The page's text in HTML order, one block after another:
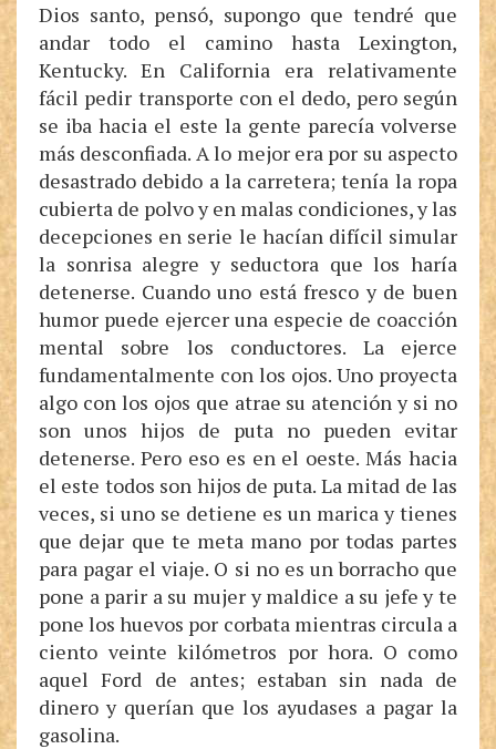
Dios santo, pensó, supongo que tendré que
andar todo el camino hasta Lexington,
Kentucky. En California era relativamente
fácil pedir transporte con el dedo, pero según
se iba hacia el este la gente parecía volverse
más desconfiada. A lo mejor era por su aspecto
desastrado debido a la carretera; tenía la ropa
cubierta de polvo y en malas condiciones, y las
decepciones en serie le hacían difícil simular
la sonrisa alegre y seductora que los haría
detenerse. Cuando uno está fresco y de buen
humor puede ejercer una especie de coacción
mental sobre los conductores. La ejerce
fundamentalmente con los ojos. Uno proyecta
algo con los ojos que atrae su atención y si no
son unos hijos de puta no pueden evitar
detenerse. Pero eso es en el oeste. Más hacia
el este todos son hijos de puta. La mitad de las
veces, si uno se detiene es un marica y tienes
que dejar que te meta mano por todas partes
para pagar el viaje. O si no es un borracho que
pone a parir a su mujer y maldice a su jefe y te
pone los huevos por corbata mientras circula a
ciento veinte kilómetros por hora. O como
aquel Ford de antes; estaban sin nada de
dinero y querían que los ayudases a pagar la
gasolina.